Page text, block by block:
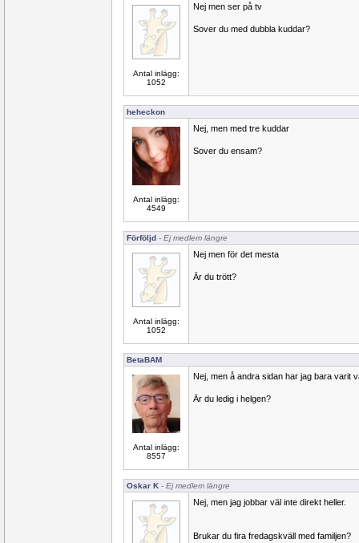
Antal inlägg:
1052
Nej men ser på tv
Sover du med dubbla kuddar?
heheckon
Antal inlägg:
4549
Nej, men med tre kuddar
Sover du ensam?
Förföljd - Ej medlem längre
Antal inlägg:
1052
Nej men för det mesta
Är du trött?
BetaBAM
Antal inlägg:
8557
Nej, men å andra sidan har jag bara varit
Är du ledig i helgen?
Oskar K - Ej medlem längre
Nej, men jag jobbar väl inte direkt heller.
Brukar du fira fredagskväll med familjen?